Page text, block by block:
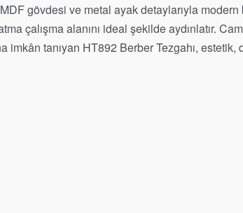
gövdesi ve metal ayak detaylarıyla
çalışma alanını ideal şekilde aydınlatır.
imkân tanıyan HT892 Berber Tezgahı,